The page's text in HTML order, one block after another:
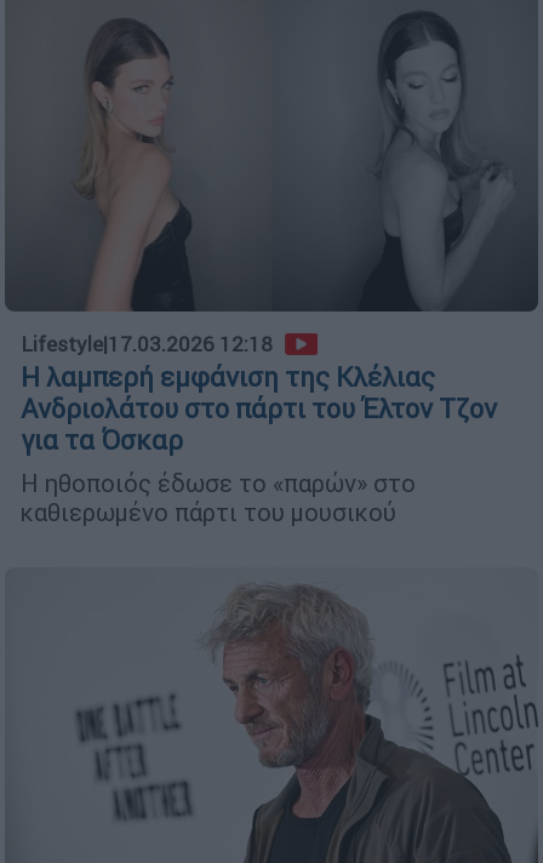
Lifestyle|17.03.2026 12:18
Η λαμπερή εμφάνιση της Κλέλιας
Ανδριολάτου στο πάρτι του Έλτον Τζον
για τα Όσκαρ
Η ηθοποιός έδωσε το «παρών» στο
καθιερωμένο πάρτι του μουσικού